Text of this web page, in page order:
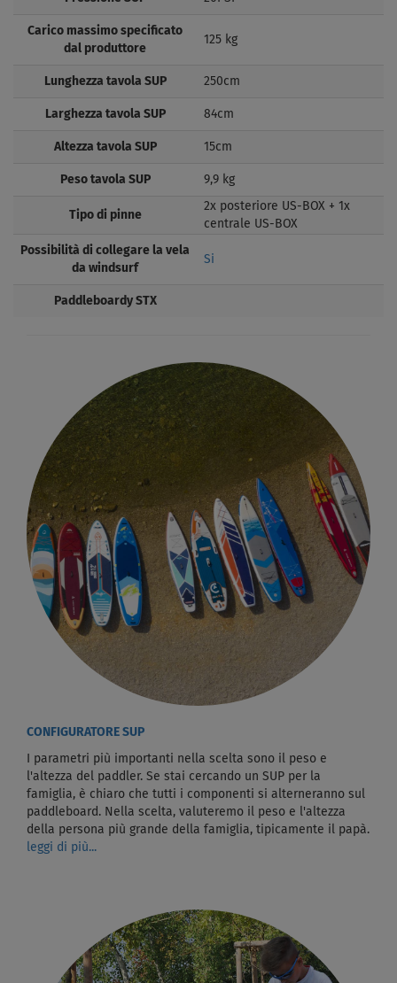
Carico massimo specificato
dal produttore
125 kg
Lunghezza tavola SUP 250cm
Larghezza tavola SUP 84cm
Altezza tavola SUP 15cm
Peso tavola SUP 9,9 kg
Tipo di pinne
2x posteriore US-BOX + 1x
centrale US-BOX
Possibilità di collegare la vela
da windsurf
Si
Paddleboardy STX
CONFIGURATORE SUP
I parametri più importanti nella scelta sono il peso e
l'altezza del paddler. Se stai cercando un SUP per la
famiglia, è chiaro che tutti i componenti si alterneranno sul
paddleboard. Nella scelta, valuteremo il peso e l'altezza
della persona più grande della famiglia, tipicamente il papà.
leggi di più...